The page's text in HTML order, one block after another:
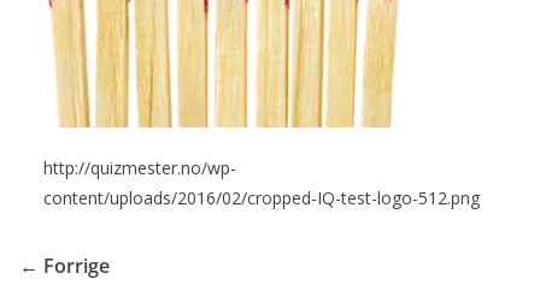
http://quizmester.no/wp-
content/uploads/2016/02/cropped-IQ-test-logo-512.png
← Forrige